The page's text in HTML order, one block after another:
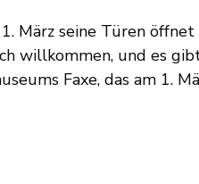
März seine Türen
willkommen, und es
Faxe, das am 1.